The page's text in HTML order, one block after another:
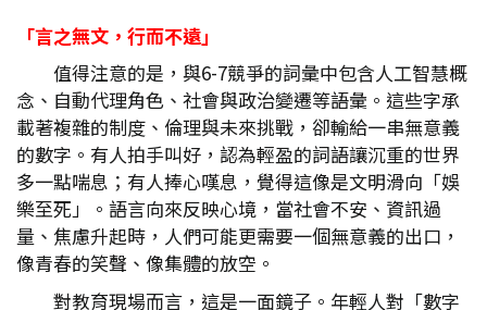
「言之無文，行而不遠」
值得注意的是，與6-7競爭的詞彙中包含人工智慧概
念、自動代理角色、社會與政治變遷等語彙。這些字承
載著複雜的制度、倫理與未來挑戰，卻輸給一串無意義
的數字。有人拍手叫好，認為輕盈的詞語讓沉重的世界
多一點喘息；有人捧心嘆息，覺得這像是文明滑向「娛
樂至死」。語言向來反映心境，當社會不安、資訊過
量、焦慮升起時，人們可能更需要一個無意義的出口，
像青春的笑聲、像集體的放空。
對教育現場而言，這是一面鏡子。年輕人對「數字